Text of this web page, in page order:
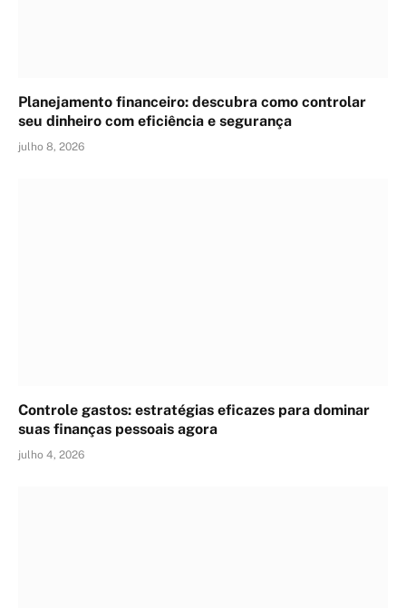
Planejamento financeiro: descubra como controlar
seu dinheiro com eficiência e segurança
julho 8, 2026
Controle gastos: estratégias eficazes para dominar
suas finanças pessoais agora
julho 4, 2026